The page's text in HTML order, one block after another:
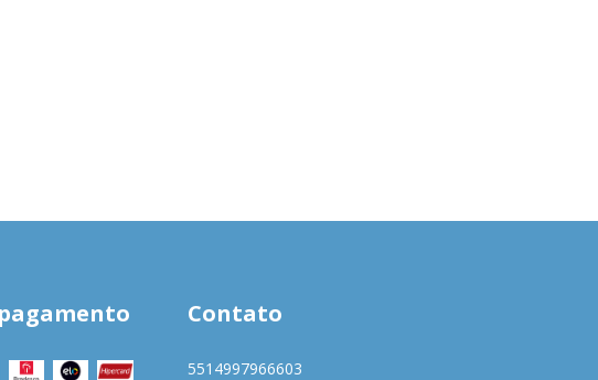
Contato
5514997966603